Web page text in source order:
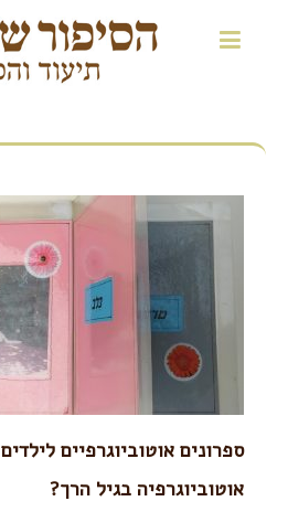
ספרונים אוטוביוגרפיים לילדים
אוטוביוגרפיה בגיל הרך?